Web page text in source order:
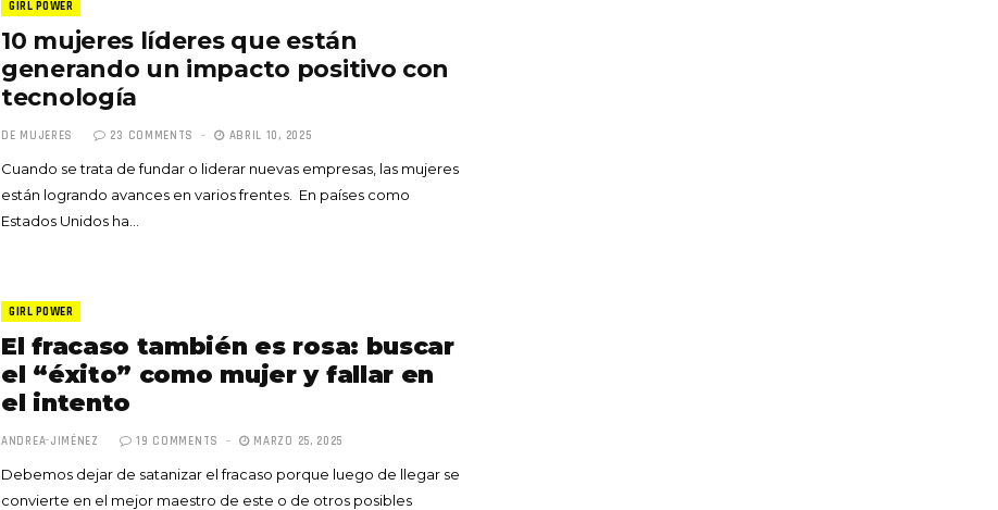
GIRL POWER
10 mujeres líderes que están
generando un impacto positivo con
tecnología
DE MUJERES 23 COMMENTS ABRIL 10, 2025
Cuando se trata de fundar o liderar nuevas empresas, las mujeres
están logrando avances en varios frentes. En países como
Estados Unidos ha…
GIRL POWER
El fracaso también es rosa: buscar
el “éxito” como mujer y fallar en
el intento
ANDREA JIMÉNEZ 19 COMMENTS MARZO 25, 2025
Debemos dejar de satanizar el fracaso porque luego de llegar se
convierte en el mejor maestro de este o de otros posibles